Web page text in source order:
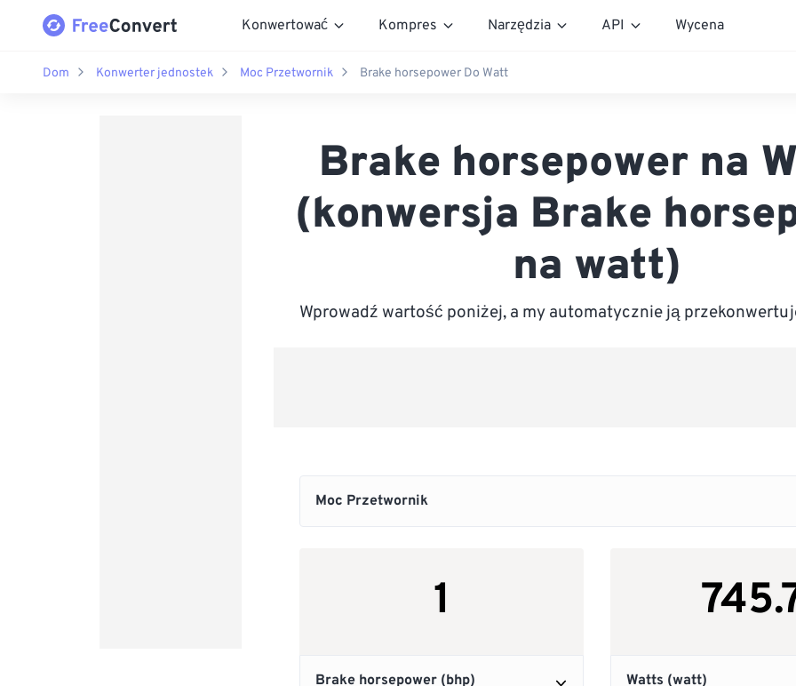
Konwertować Kompres Narzędzia API Wycena
Dom Konwerter jednostek Moc Przetwornik Brake horsepower Do Watt
Brake horsepower na
(konwersja Brake
na watt)
Wprowadź wartość poniżej, a my automatycznie ją